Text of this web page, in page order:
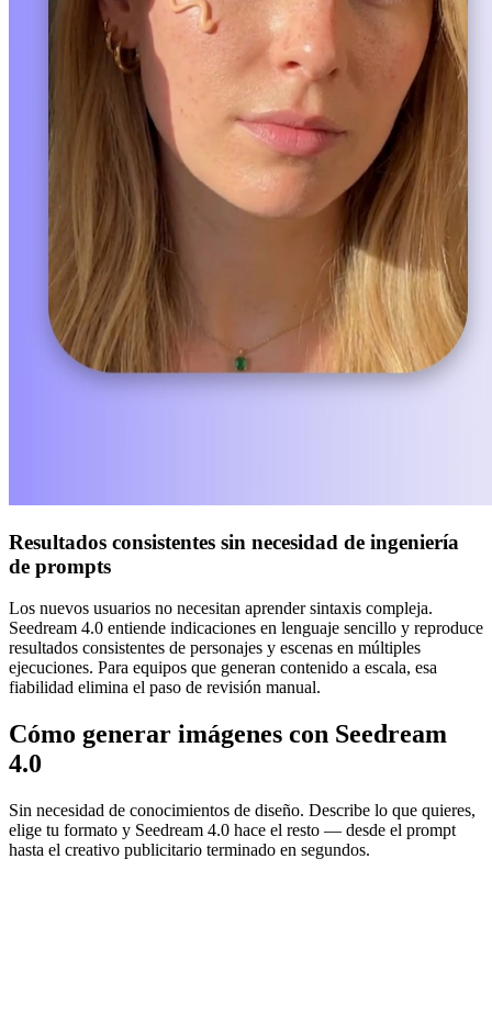
Resultados consistentes sin necesidad de ingeniería
de prompts
Los nuevos usuarios no necesitan aprender sintaxis compleja.
Seedream 4.0 entiende indicaciones en lenguaje sencillo y reproduce
resultados consistentes de personajes y escenas en múltiples
ejecuciones. Para equipos que generan contenido a escala, esa
fiabilidad elimina el paso de revisión manual.
Cómo generar imágenes con Seedream
4.0
Sin necesidad de conocimientos de diseño. Describe lo que quieres,
elige tu formato y Seedream 4.0 hace el resto — desde el prompt
hasta el creativo publicitario terminado en segundos.